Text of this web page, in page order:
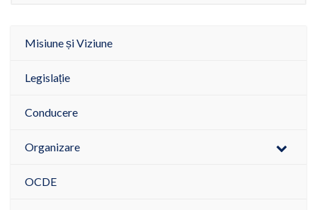
Misiune și Viziune
Legislație
Conducere
Organizare
OCDE